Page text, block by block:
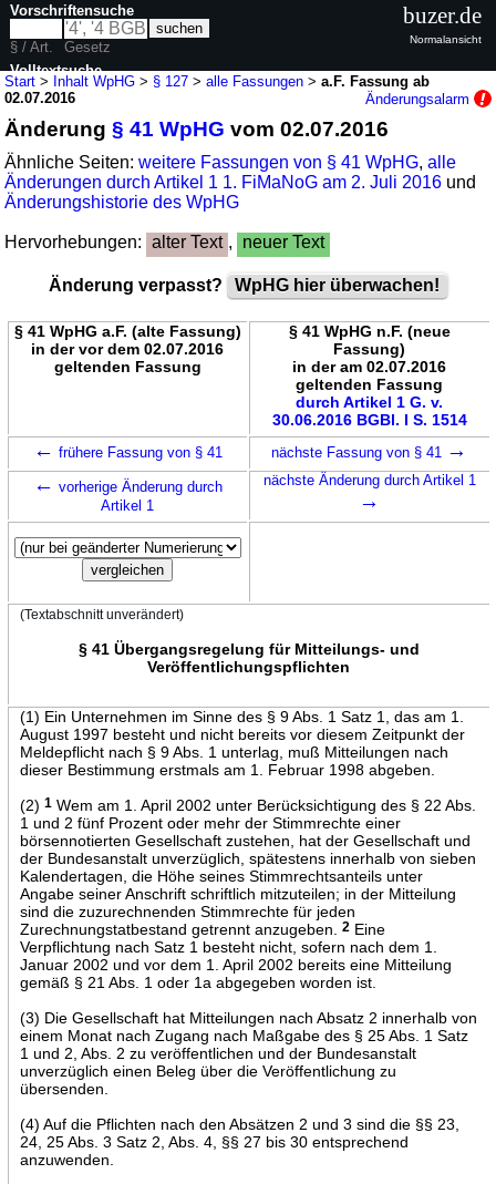
Start > Inhalt WpHG > § 127 >alle Fassungen >a.F. Fassung ab
02.07.2016
Änderungsalarm
Änderung§ 41 WpHG vom 02.07.2016
Ähnliche Seiten:weitere Fassungen von § 41 WpHG,alle
Änderungen durch Artikel 1 1. FiMaNoG am 2. Juli 2016 und
Änderungshistorie des WpHG
Hervorhebungen: alter Text , neuer Text
Änderung verpasst? WpHG hier überwachen!
§ 41 WpHG a.F. (alte Fassung)
in der vor dem 02.07.2016
geltenden Fassung
§ 41 WpHG n.F. (neue
Fassung)
in der am 02.07.2016
geltenden Fassung
durch Artikel 1 G. v.
30.06.2016 BGBl. I S. 1514
← frühere Fassung von § 41 nächste Fassung von § 41 →
← vorherige Änderung durch
Artikel 1
nächste Änderung durch Artikel 1
→
(Textabschnitt unverändert)
§ 41 Übergangsregelung für Mitteilungs- und
Veröffentlichungspflichten
(1) Ein Unternehmen im Sinne des § 9 Abs. 1 Satz 1, das am 1.
August 1997 besteht und nicht bereits vor diesem Zeitpunkt der
Meldepflicht nach § 9 Abs. 1 unterlag, muß Mitteilungen nach
dieser Bestimmung erstmals am 1. Februar 1998 abgeben.
(2) 1Wem am 1. April 2002 unter Berücksichtigung des § 22 Abs.
1 und 2 fünf Prozent oder mehr der Stimmrechte einer
börsennotierten Gesellschaft zustehen, hat der Gesellschaft und
der Bundesanstalt unverzüglich, spätestens innerhalb von sieben
Kalendertagen, die Höhe seines Stimmrechtsanteils unter
Angabe seiner Anschrift schriftlich mitzuteilen; in der Mitteilung
sind die zuzurechnenden Stimmrechte für jeden
Zurechnungstatbestand getrennt anzugeben.
2Eine
Verpflichtung nach Satz 1 besteht nicht, sofern nach dem 1.
Januar 2002 und vor dem 1. April 2002 bereits eine Mitteilung
gemäß § 21 Abs. 1 oder 1a abgegeben worden ist.
(3) Die Gesellschaft hat Mitteilungen nach Absatz 2 innerhalb von
einem Monat nach Zugang nach Maßgabe des § 25 Abs. 1 Satz
1 und 2, Abs. 2 zu veröffentlichen und der Bundesanstalt
unverzüglich einen Beleg über die Veröffentlichung zu
übersenden.
(4) Auf die Pflichten nach den Absätzen 2 und 3 sind die §§ 23,
24, 25 Abs. 3 Satz 2, Abs. 4, §§ 27 bis 30 entsprechend
anzuwenden.
Vorschriftensuche
§ / Art.
Gesetz
Volltextsuche
buzer.de
Normalansicht